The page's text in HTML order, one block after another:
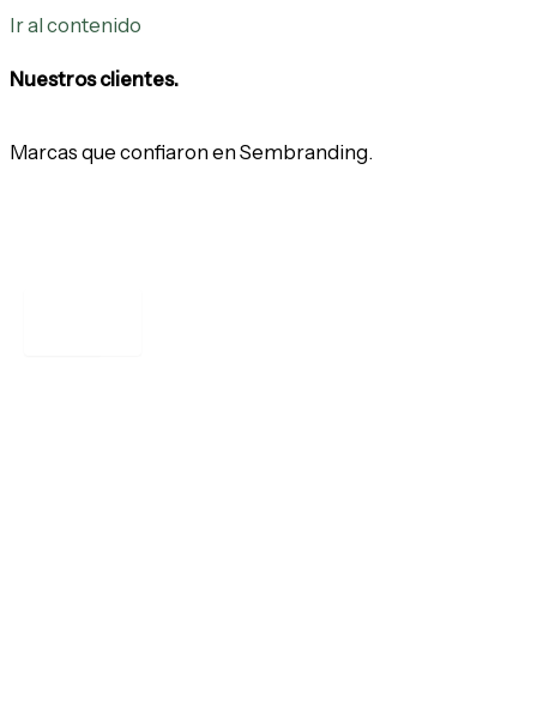
Ir al contenido
Nuestros clientes.
Marcas que confiaron en Sembranding.